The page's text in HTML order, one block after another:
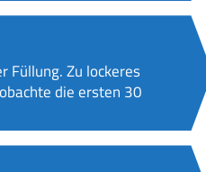
Füllung. Zu lockeres
die ersten 30